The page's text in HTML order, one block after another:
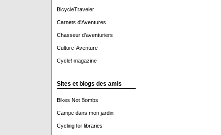
BicycleTraveler
Carnets d'Aventures
Chasseur d'aventuriers
Culture-Aventure
Cycle! magazine
Sites et blogs des amis
Bikes Not Bombs
Campe dans mon jardin
Cycling for libraries